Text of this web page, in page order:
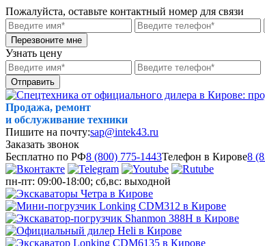
Пожалуйста, оставьте контактный номер для связи
Перезвоните мне
Узнать цену
Отправить
Продажа, ремонт
и обслуживание техники
Пишите на почту:sap@intek43.ru
Заказать звонок
Бесплатно по РФ8 (800) 775-1443Телефон в Кирове8
пн-пт: 09:00-18:00; сб,вс: выходной